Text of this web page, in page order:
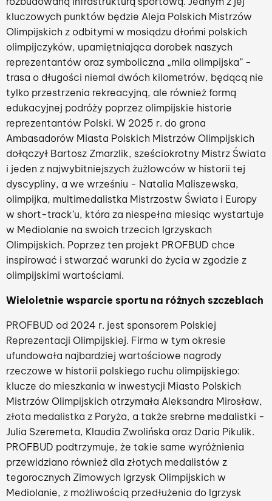
kluczowych punktów będzie Aleja Polskich Mistrzów
Olimpijskich z odbitymi w mosiądzu dłońmi polskich
olimpijczyków, upamiętniająca dorobek naszych
reprezentantów oraz symboliczna „mila olimpijska” -
trasa o długości niemal dwóch kilometrów, będącą nie
tylko przestrzenia rekreacyjną, ale również formą
edukacyjnej podróży poprzez olimpijskie historie
reprezentantów Polski. W 2025 r. do grona
Ambasadorów Miasta Polskich Mistrzów Olimpijskich
dołączył Bartosz Zmarzlik, sześciokrotny Mistrz Świata
i jeden z najwybitniejszych żużlowców w historii tej
dyscypliny, a we wrześniu - Natalia Maliszewska,
olimpijka, multimedalistka Mistrzostw Świata i Europy
w short-track’u, która za niespełna miesiąc wystartuje
w Mediolanie na swoich trzecich Igrzyskach
Olimpijskich. Poprzez ten projekt PROFBUD chce
inspirować i stwarzać warunki do życia w zgodzie z
olimpijskimi wartościami.
Wieloletnie wsparcie sportu na różnych szczeblach
PROFBUD od 2024 r. jest sponsorem Polskiej
Reprezentacji Olimpijskiej. Firma w tym okresie
ufundowała najbardziej wartościowe nagrody
rzeczowe w historii polskiego ruchu olimpijskiego:
klucze do mieszkania w inwestycji Miasto Polskich
Mistrzów Olimpijskich otrzymała Aleksandra Mirosław,
złota medalistka z Paryża, a także srebrne medalistki -
Julia Szeremeta, Klaudia Zwolińska oraz Daria Pikulik.
PROFBUD podtrzymuje, że takie same wyróżnienia
przewidziano również dla złotych medalistów z
tegorocznych Zimowych Igrzysk Olimpijskich w
Mediolanie, z możliwością przedłużenia do Igrzysk